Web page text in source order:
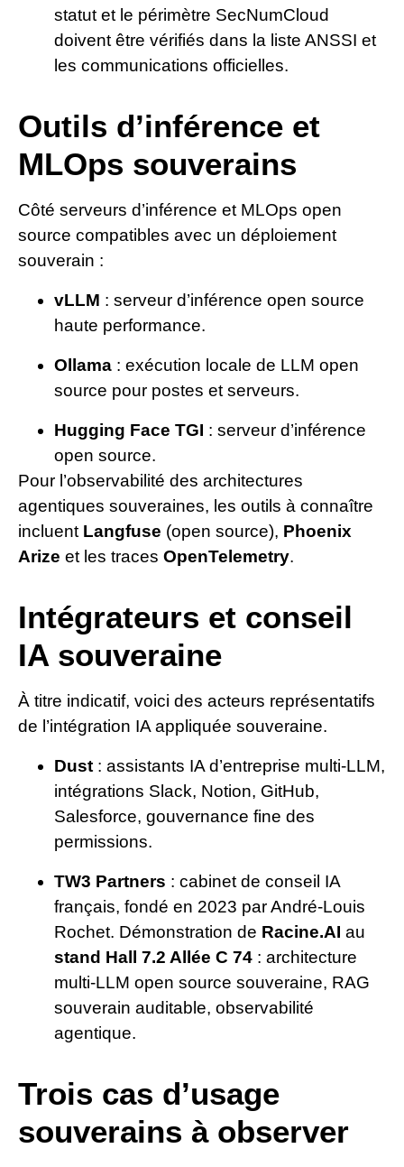
statut et le périmètre SecNumCloud
doivent être vérifiés dans la liste ANSSI et
les communications officielles.
Outils d’inférence et
MLOps souverains
Côté serveurs d’inférence et MLOps open
source compatibles avec un déploiement
souverain :
vLLM : serveur d’inférence open source
haute performance.
Ollama : exécution locale de LLM open
source pour postes et serveurs.
Hugging Face TGI : serveur d’inférence
open source.
Pour l’observabilité des architectures
agentiques souveraines, les outils à connaître
incluent Langfuse (open source), Phoenix
Arize et les traces OpenTelemetry.
Intégrateurs et conseil
IA souveraine
À titre indicatif, voici des acteurs représentatifs
de l’intégration IA appliquée souveraine.
Dust : assistants IA d’entreprise multi-LLM,
intégrations Slack, Notion, GitHub,
Salesforce, gouvernance fine des
permissions.
TW3 Partners : cabinet de conseil IA
français, fondé en 2023 par André-Louis
Rochet. Démonstration de Racine.AI au
stand Hall 7.2 Allée C 74 : architecture
multi-LLM open source souveraine, RAG
souverain auditable, observabilité
agentique.
Trois cas d’usage
souverains à observer